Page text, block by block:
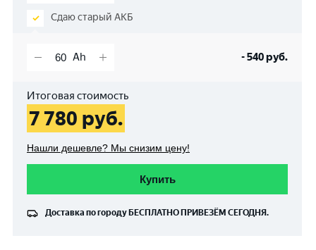
Сдаю старый АКБ
-540руб.
Итоговая стоимость
7 780 руб.
Нашли дешевле? Мы снизим цену!
Купить
Доставка по городу БЕСПЛАТНО ПРИВЕЗЁМ СЕГОДНЯ.